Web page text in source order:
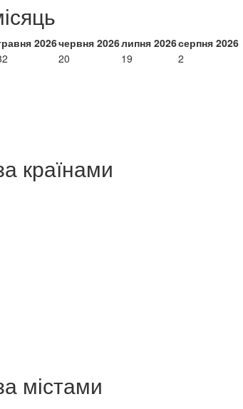
2026червня 2026липня 2026серпня 2026
20 19 2
країнами
містами